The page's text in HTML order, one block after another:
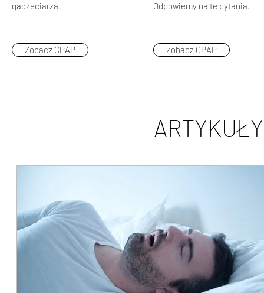
gadżeciarza!
Zobacz CPAP
Odpowiemy na te pytania.
Zobacz CPAP